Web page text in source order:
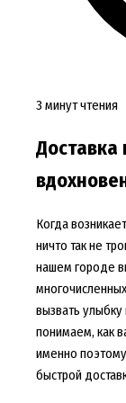
3 минут чтения
Доставка
Когда
ничто так не
нашем городе
вызвать
понимаем, как
именно
быстрой